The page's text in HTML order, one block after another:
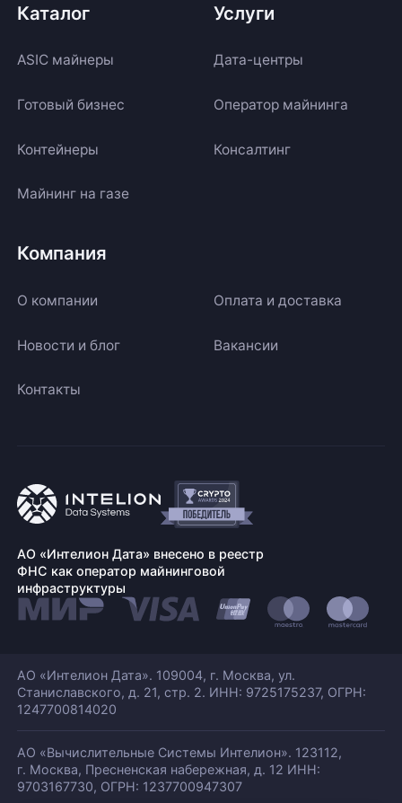
Каталог
ASIC майнеры
Готовый бизнес
Контейнеры
Майнинг на газе
Услуги
Дата-центры
Оператор майнинга
Консалтинг
Компания
О компании Оплата и доставка
Новости и блог Вакансии
Контакты
АО «Интелион Дата» внесено в реестр
ФНС как оператор майнинговой
инфраструктуры
АО «Интелион Дата». 109004, г. Москва, ул.
Станиславского, д. 21, стр. 2. ИНН: 9725175237, ОГРН:
1247700814020
АО «Вычислительные Системы Интелион». 123112,
г. Москва, Пресненская набережная, д. 12 ИНН:
9703167730, ОГРН: 1237700947307